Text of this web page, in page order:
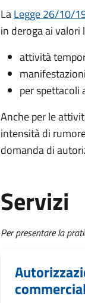
LaLegge 26/10/
in deroga ai
attività
per spettacoli
Anche per le
intensità di
domanda di
Servizi
Per presentare la